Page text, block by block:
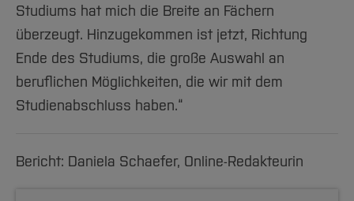
Studiums hat mich die Breite an Fächern
überzeugt. Hinzugekommen ist jetzt, Richtung
Ende des Studiums, die große Auswahl an
beruflichen Möglichkeiten, die wir mit dem
Studienabschluss haben.“
Bericht: Daniela Schaefer, Online-Redakteurin